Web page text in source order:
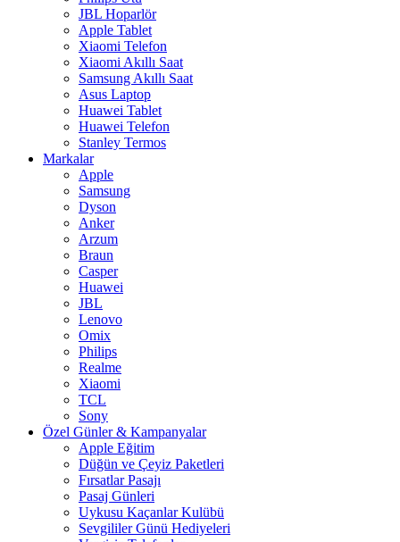
JBL Hoparlör
Apple Tablet
Xiaomi Telefon
Xiaomi Akıllı Saat
Samsung Akıllı Saat
Asus Laptop
Huawei Tablet
Huawei Telefon
Stanley Termos
Markalar
Apple
Samsung
Dyson
Anker
Arzum
Braun
Casper
Huawei
JBL
Lenovo
Omix
Philips
Realme
Xiaomi
TCL
Sony
Özel Günler & Kampanyalar
Apple Eğitim
Düğün ve Çeyiz Paketleri
Fırsatlar Pasajı
Pasaj Günleri
Uykusu Kaçanlar Kulübü
Sevgililer Günü Hediyeleri